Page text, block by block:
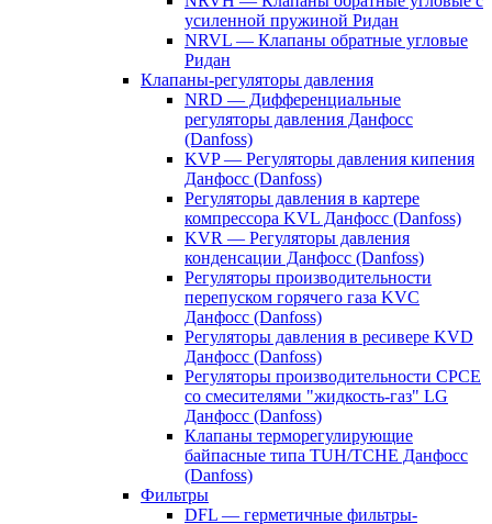
усиленной пружиной Ридан
NRVL — Клапаны обратные угловые
Ридан
Клапаны-регуляторы давления
NRD — Дифференциальные
регуляторы давления Данфосс
(Danfoss)
KVP — Регуляторы давления кипения
Данфосс (Danfoss)
Регуляторы давления в картере
компрессора KVL Данфосс (Danfoss)
KVR — Регуляторы давления
конденсации Данфосс (Danfoss)
Регуляторы производительности
перепуском горячего газа KVC
Данфосс (Danfoss)
Регуляторы давления в ресивере KVD
Данфосс (Danfoss)
Регуляторы производительности CPCE
со смесителями "жидкость-газ" LG
Данфосс (Danfoss)
Клапаны терморегулирующие
байпасные типа TUH/TCHE Данфосс
(Danfoss)
Фильтры
DFL — герметичные фильтры-